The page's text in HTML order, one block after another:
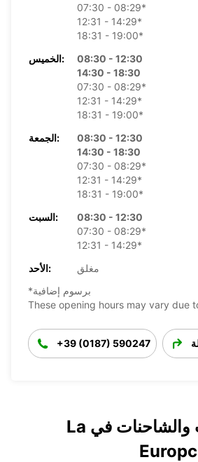
07:30 - 08:29*
12:31 - 14:29*
18:31 - 19:00*
الخميس:
08:30 - 12:30
14:30 - 18:30
07:30 - 08:29*
12:31 - 14:29*
18:31 - 19:00*
الجمعة:
08:30 - 12:30
14:30 - 18:30
07:30 - 08:29*
12:31 - 14:29*
18:31 - 19:00*
السبت:
08:30 - 12:30
07:30 - 08:29*
12:31 - 14:29*
الأحد:
مغلق
*برسوم إضافية
These opening hours may vary due
+39 (0187) 590247
تأجير السيارات والشاحنات في La